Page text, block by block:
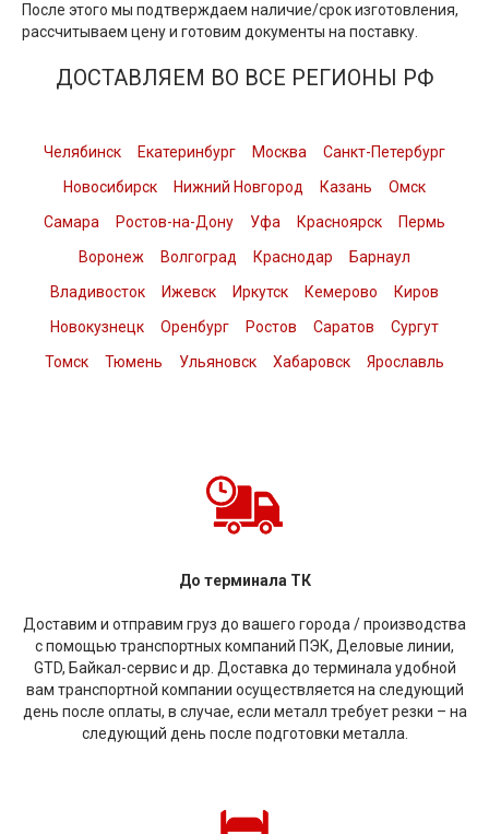
После этого мы подтверждаем наличие/срок изготовления,
рассчитываем цену и готовим документы на поставку.
ДОСТАВЛЯЕМ ВО ВСЕ РЕГИОНЫ РФ
Челябинск Екатеринбург Москва
Санкт-Петербург
Новосибирск
Нижний Новгород Казань
Омск
Самара
Ростов-на-Дону Уфа Красноярск
Пермь
Воронеж
Волгоград Краснодар
Барнаул
Владивосток
Ижевск Иркутск Кемерово
Киров
Новокузнецк
Оренбург Ростов Саратов
Сургут
Томск
Тюмень Ульяновск Хабаровск Ярославль
До терминала ТК
Доставим и отправим груз до вашего города / производства
с помощью транспортных компаний ПЭК, Деловые линии,
GTD, Байкал-сервис и др. Доставка до терминала удобной
вам транспортной компании осуществляется на следующий
день после оплаты, в случае, если металл требует резки – на
следующий день после подготовки металла.